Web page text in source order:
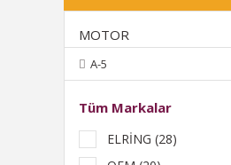
MOTOR
A-5
Tüm Markalar
ELRİNG (28)